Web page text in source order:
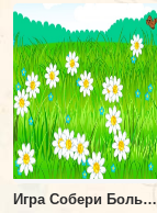
Игра Собери Больше Ромашек